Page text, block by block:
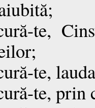
te,
te,
te, prin